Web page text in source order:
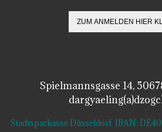
Spielmannsgasse 14,
Stadtsparkasse Düsseldorf IBAN: DE40